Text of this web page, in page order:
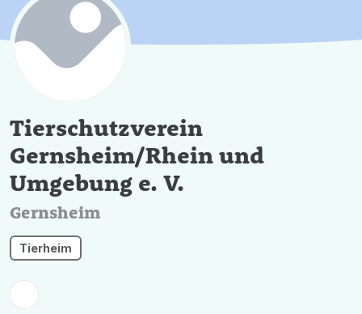
Tierschutzverein
Gernsheim/Rhein und
Umgebung e. V.
Gernsheim
Tierheim